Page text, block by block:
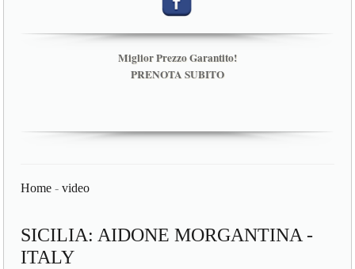
Miglior Prezzo Garantito!
PRENOTA SUBITO
Home -video
SICILIA: AIDONE MORGANTINA -
ITALY